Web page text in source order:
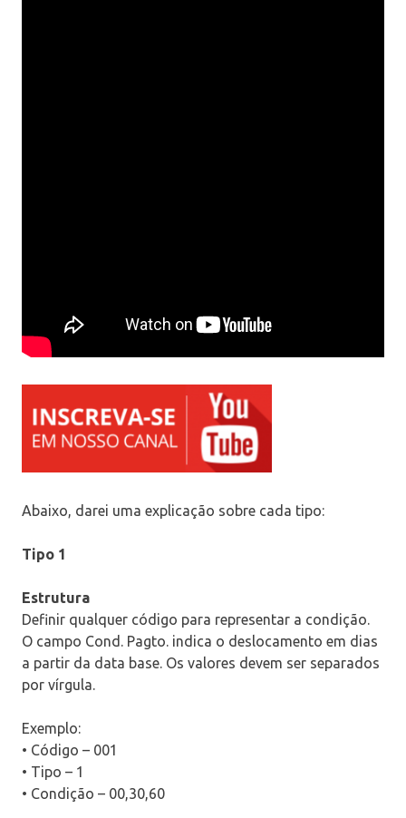
Abaixo, darei uma explicação sobre cada tipo:
Tipo 1
Estrutura
Definir qualquer código para representar a condição.
O campo Cond. Pagto. indica o deslocamento em dias
a partir da data base. Os valores devem ser separados
por vírgula.
Exemplo:
• Código – 001
• Tipo – 1
• Condição – 00,30,60